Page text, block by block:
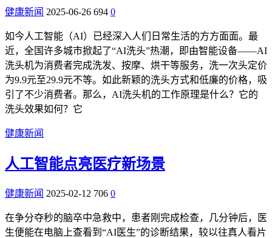
健康新闻 2025-06-26 694 0
如今人工智能（AI）已经深入人们日常生活的方方面面。最
近，全国许多城市掀起了“AI洗头”热潮，即由智能设备——AI
洗头机为消费者完成洗发、按摩、烘干等服务，洗一次头定价
为9.9元至29.9元不等。如此新颖的洗头方式和低廉的价格，吸
引了不少消费者。那么，AI洗头机的工作原理是什么？它的
洗头效果如何？它
健康新闻
人工智能点亮医疗新场景
健康新闻 2025-02-12 706 0
在争分夺秒的脑卒中急救中，患者刚完成检查，几分钟后，医
生便能在电脑上查看到“AI医生”的诊断结果，较以往真人看片